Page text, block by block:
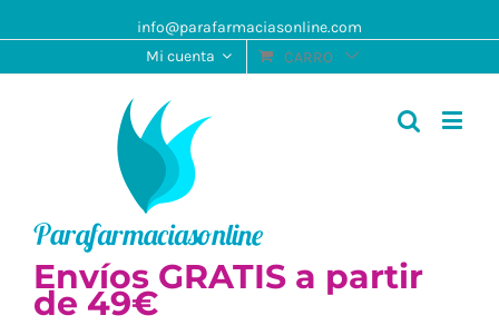
info@parafarmaciasonline.com
Mi cuenta
CARRO
Envíos GRATIS a partir
de 49€